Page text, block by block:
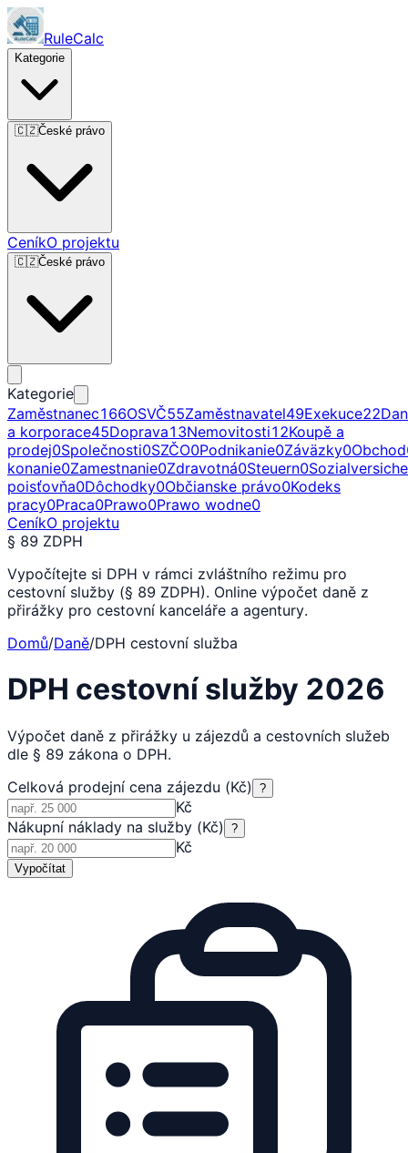
RuleCalc
Kategorie
🇨🇿České právo
CeníkO projektu
🇨🇿České právo
Kategorie
Zaměstnanec166OSVČ55Zaměstnavatel49Exekuce22
a korporace45Doprava13Nemovitosti12Koupě a
prodej0Společnosti0SZČO0Podnikanie0Záväzky0Obchod
konanie0Zamestnanie0Zdravotná0Steuern0
poisťovňa0Dôchodky0Občianske právo0Kodeks
pracy0Praca0Prawo0Prawo wodne0
CeníkO projektu
§ 89 ZDPH
Vypočítejte si DPH v rámci zvláštního režimu pro
cestovní služby (§ 89 ZDPH). Online výpočet daně z
přirážky pro cestovní kanceláře a agentury.
Domů/Daně/DPH cestovní služba
DPH cestovní služby 2026
Výpočet daně z přirážky u zájezdů a cestovních služeb
dle § 89 zákona o DPH.
Celková prodejní cena zájezdu (Kč)
?
Kč
Nákupní náklady na služby (Kč)
?
Kč
Vypočítat